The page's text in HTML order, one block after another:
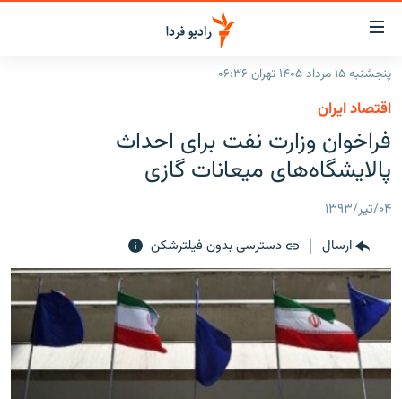
لینک‌های
قابلیت
دسترسی
بازگشت
منوی
اصلی
رفتن
صفحه
جستجو
ایران
جهان
رادیو
برنامه‌های رادیویی
فرکانس‌ها
پادکست
چندرسانه‌ای
گزارش‌های تصویری
گزارش‌های ویدئویی
زنان فردا
English
به ما بپیوندید
پنجشنبه ۱۵ مرداد ۱۴۰۵ تهران ۰۶:۳۶
اقتصاد ایران
فراخوان وزارت نفت برای احداث
پالایشگاه‌های میعانات گازی
۰۴/تیر/۱۳۹۳
ارسال
دسترسی بدون فیلترشکن